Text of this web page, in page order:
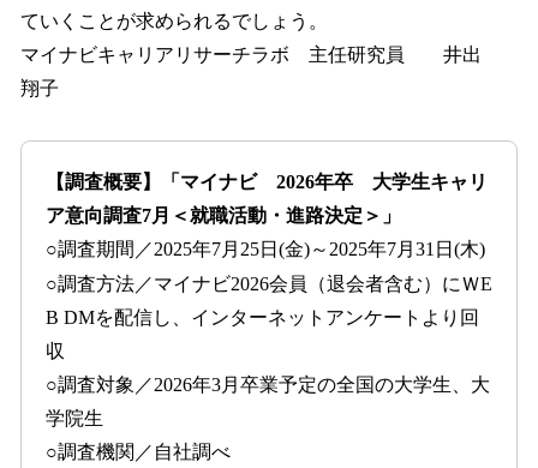
ていくことが求められるでしょう。
マイナビキャリアリサーチラボ 主任研究員 井出
翔子
【調査概要】「マイナビ 2026年卒 大学生キャリ
ア意向調査7月＜就職活動・進路決定＞」
○調査期間／2025年7月25日(金)～2025年7月31日(木)
○調査方法／マイナビ2026会員（退会者含む）にＷE
B DMを配信し、インターネットアンケートより回
収
○調査対象／2026年3月卒業予定の全国の大学生、大
学院生
○調査機関／自社調べ